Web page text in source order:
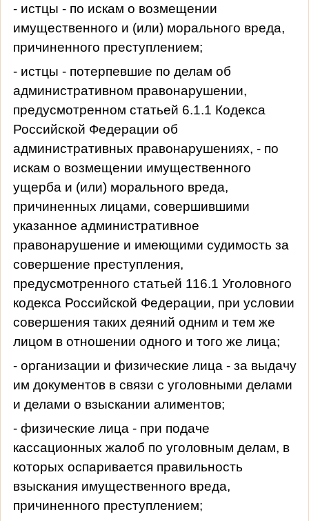
- истцы - по искам о возмещении
имущественного и (или) морального вреда,
причиненного преступлением;
- истцы - потерпевшие по делам об
административном правонарушении,
предусмотренном статьей 6.1.1 Кодекса
Российской Федерации об
административных правонарушениях, - по
искам о возмещении имущественного
ущерба и (или) морального вреда,
причиненных лицами, совершившими
указанное административное
правонарушение и имеющими судимость за
совершение преступления,
предусмотренного статьей 116.1 Уголовного
кодекса Российской Федерации, при условии
совершения таких деяний одним и тем же
лицом в отношении одного и того же лица;
- организации и физические лица - за выдачу
им документов в связи с уголовными делами
и делами о взыскании алиментов;
- физические лица - при подаче
кассационных жалоб по уголовным делам, в
которых оспаривается правильность
взыскания имущественного вреда,
причиненного преступлением;